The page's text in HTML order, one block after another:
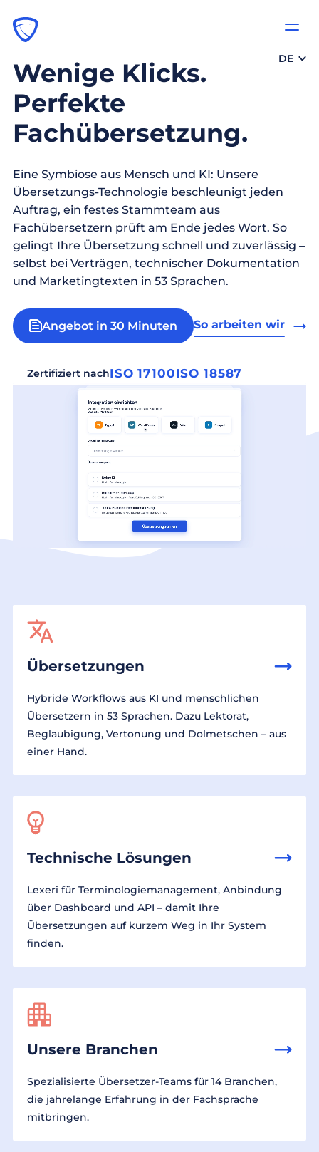
DE
Wenige Klicks.
Perfekte
Fachübersetzung.
Eine Symbiose aus Mensch und KI: Unsere
Übersetzungs-Technologie beschleunigt jeden
Auftrag, ein festes Stammteam aus
Fachübersetzern prüft am Ende jedes Wort. So
gelingt Ihre Übersetzung schnell und zuverlässig –
selbst bei Verträgen, technischer Dokumentation
und Marketingtexten in 53 Sprachen.
Angebot in 30 Minuten So arbeiten wir
Zertifiziert nachISO 17100ISO 18587
Übersetzungen
Hybride Workflows aus KI und menschlichen
Übersetzern in 53 Sprachen. Dazu Lektorat,
Beglaubigung, Vertonung und Dolmetschen – aus
einer Hand.
Technische Lösungen
Lexeri für Terminologiemanagement, Anbindung
über Dashboard und API – damit Ihre
Übersetzungen auf kurzem Weg in Ihr System
finden.
Unsere Branchen
Spezialisierte Übersetzer-Teams für 14 Branchen,
die jahrelange Erfahrung in der Fachsprache
mitbringen.